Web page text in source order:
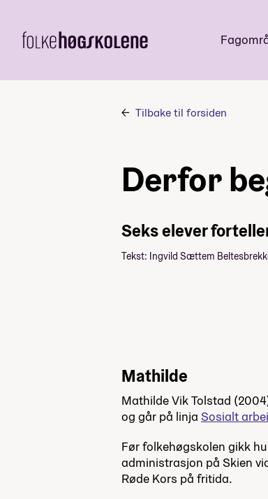
Tilbake til forsiden
Derfor
Seks elever
Tekst: Ingvild Sættem
Mathilde
Mathilde Vik Tolstad
og går på linja Sosialt
Før folkehøgskolen gikk
administrasjon på Skien
Røde Kors på fritida.